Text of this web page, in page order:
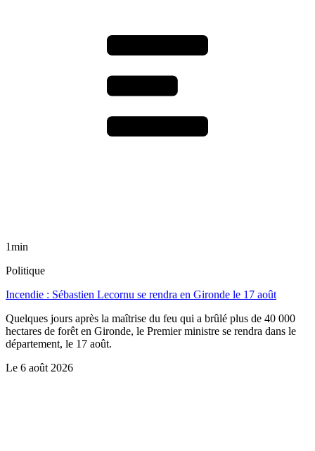
1min
Politique
Incendie : Sébastien Lecornu se rendra en Gironde le 17 août
Quelques jours après la maîtrise du feu qui a brûlé plus de 40 000
hectares de forêt en Gironde, le Premier ministre se rendra dans le
département, le 17 août.
Le 6 août 2026